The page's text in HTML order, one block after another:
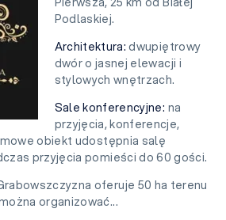
Podlaskiej.
Architektura: dwupiętrowy
dwór o jasnej elewacji i
stylowych wnętrzach.
Sale konferencyjne: na
przyjęcia, konferencje,
obiekt udostępnia salę
przyjęcia pomieści do 60 gości.
oferuje 50 ha terenu
organizować...